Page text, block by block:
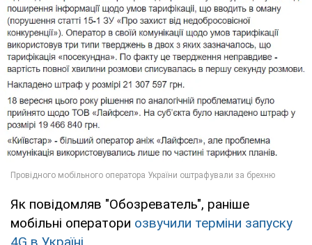
Як повідомляв "Обозреватель", раніше
мобільні оператори озвучили терміни запуску
4G в Україні